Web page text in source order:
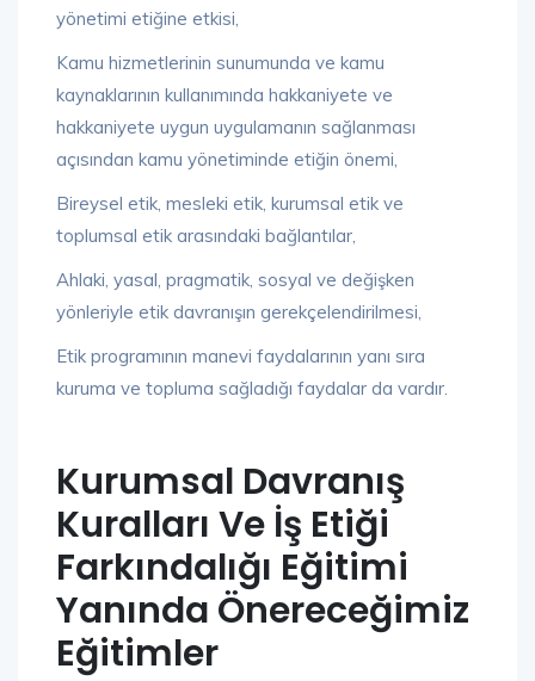
yönetimi etiğine etkisi,
Kamu hizmetlerinin sunumunda ve kamu
kaynaklarının kullanımında hakkaniyete ve
hakkaniyete uygun uygulamanın sağlanması
açısından kamu yönetiminde etiğin önemi,
Bireysel etik, mesleki etik, kurumsal etik ve
toplumsal etik arasındaki bağlantılar,
Ahlaki, yasal, pragmatik, sosyal ve değişken
yönleriyle etik davranışın gerekçelendirilmesi,
Etik programının manevi faydalarının yanı sıra
kuruma ve topluma sağladığı faydalar da vardır.
Kurumsal Davranış
Kuralları Ve İş Etiği
Farkındalığı Eğitimi
Yanında Önereceğimiz
Eğitimler